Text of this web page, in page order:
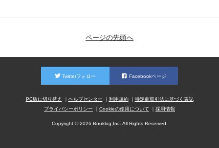
ページの先頭へ
Twitterフォロー Facebookページ
PC版に切り替え ヘルプセンター 利用規約
特定商取引法に基づく表記
プライバシーポリシー
Cookieの使用について 採用情報
Copyright © 2026 Booklog,Inc. All Rights Reserved.